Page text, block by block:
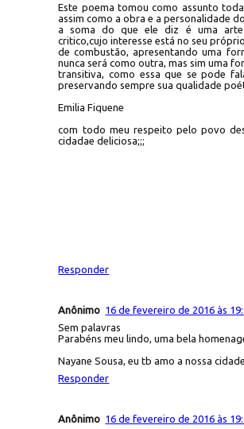
Este poema tomou como assunto
assim como a obra e a personalidade
a soma do que ele diz é uma arte
critico,cujo interesse está no seu
de combustão, apresentando uma
nunca será como outra, mas sim uma
transitiva, como essa que se pode
preservando sempre sua qualidade
Emilia Fiquene
com todo meu respeito pelo povo
cidadae deliciosa;;;
Responder
Anônimo 16 de fevereiro de 2016 às
Sem palavras
Parabéns meu lindo, uma bela
Nayane Sousa, eu tb amo a nossa cidade
Responder
Anônimo 16 de fevereiro de 2016 às